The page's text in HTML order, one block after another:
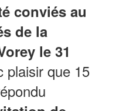
conviés au
de la
le 31
plaisir que 15